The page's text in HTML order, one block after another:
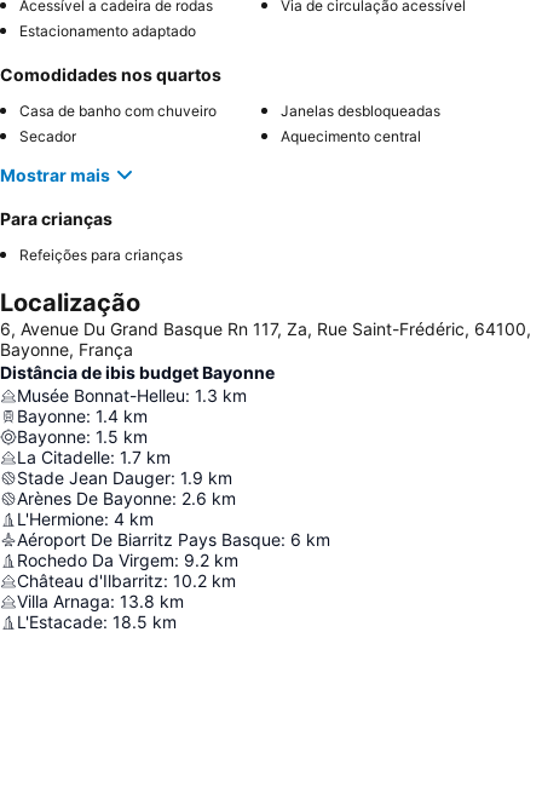
Acessível a cadeira de rodas
Via de circulação acessível
Estacionamento adaptado
Comodidades nos quartos
Casa de banho com chuveiro
Janelas desbloqueadas
Secador
Aquecimento central
Mostrar mais
Para crianças
Refeições para crianças
Localização
6, Avenue Du Grand Basque Rn 117, Za, Rue Saint-Frédéric, 64100,
Bayonne, França
Distância de ibis budget Bayonne
Musée Bonnat-Helleu: 1.3 km
Bayonne: 1.4 km
Bayonne: 1.5 km
La Citadelle: 1.7 km
Stade Jean Dauger: 1.9 km
Arènes De Bayonne: 2.6 km
L'Hermione: 4 km
Aéroport De Biarritz Pays Basque: 6 km
Rochedo Da Virgem: 9.2 km
Château d'Ilbarritz: 10.2 km
Villa Arnaga: 13.8 km
L'Estacade: 18.5 km